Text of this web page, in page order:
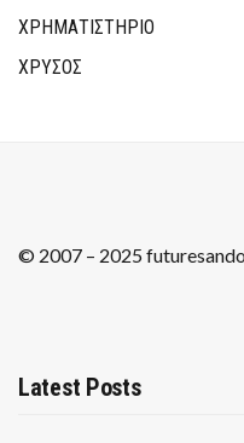
ΧΡΗΜΑΤΙΣΤΗΡΙΟ
ΧΡΥΣΟΣ
© 2007 – 2025
Latest Posts